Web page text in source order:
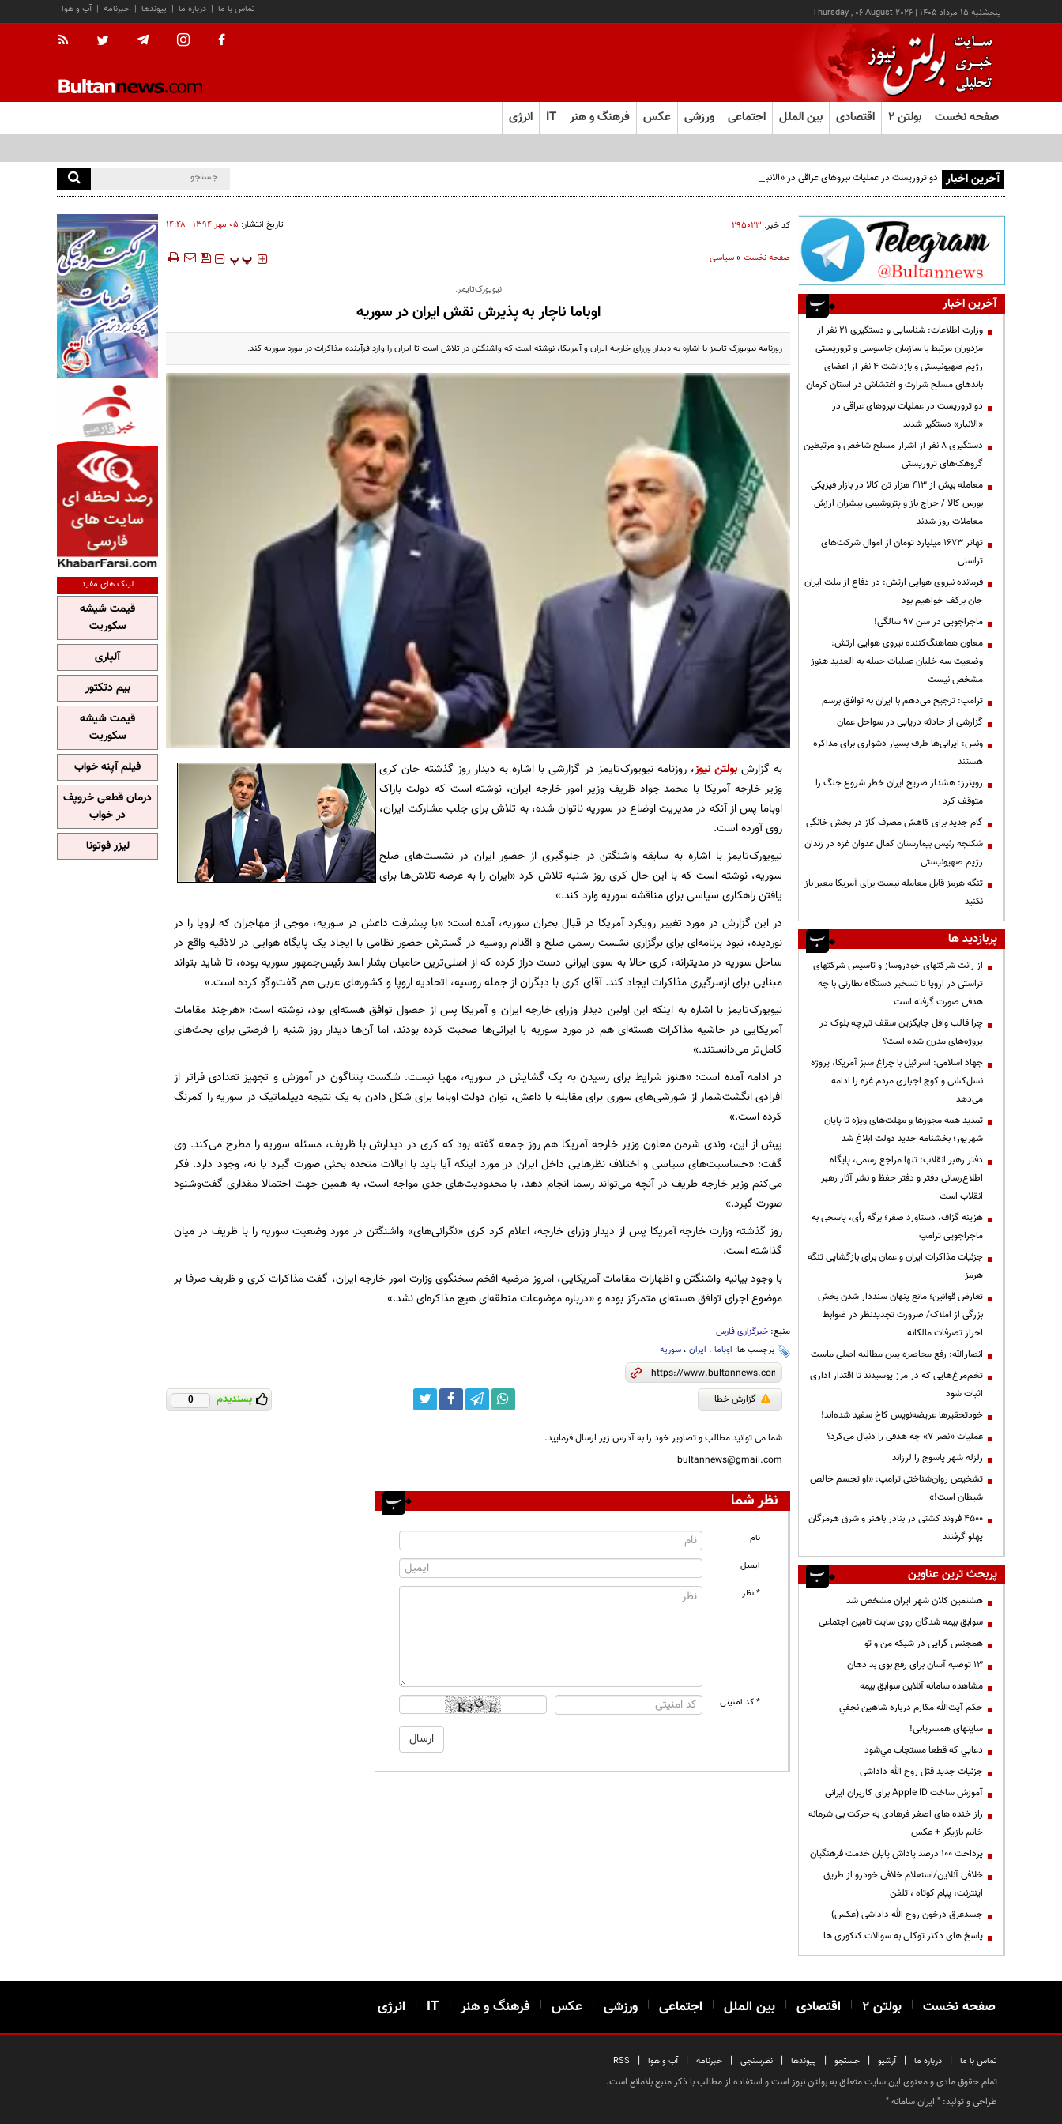
پنجشنبه ۱۵ مرداد ۱۴۰۵ |
Thursday , 06 August 2026 آب و هوا | خبرنامه | پیوندها | درباره ما | تماس با ما
صفحه نخست بولتن ۲ اقتصادی بین الملل اجتماعی ورزشی عکس فرهنگ و هنر IT انرژی
آخرین اخبار دو تروریست در عملیات نیروهای عراقی در «الانبار» دستگیر شدند
کد خبر: ۲۹۵۰۲۳ تاریخ انتشار: ۰۵ مهر ۱۳۹۴ - ۱۴:۴۸
صفحه نخست»سیاسی ‍‍‍ پ پ
نیویورک‌تایمز:
اوباما ناچار به پذیرش نقش ایران در سوریه
روزنامه نیویورک تایمز با اشاره به دیدار وزرای خارجه ایران و آمریکا، نوشته است که واشنگتن در تلاش است تا ایران را وارد فرآینده مذاکرات در مورد سوریه کند.
به گزارش بولتن نیوز، روزنامه نیویورک‌تایمز در گزارشی با اشاره به دیدار روز گذشته جان کری
وزیر خارجه آمریکا با محمد جواد ظریف وزیر امور خارجه ایران، نوشته است که دولت باراک
اوباما پس از آنکه در مدیریت اوضاع در سوریه ناتوان شده، به تلاش برای جلب مشارکت ایران،
روی آورده است.
نیویورک‌تایمز با اشاره به سابقه واشنگتن در جلوگیری از حضور ایران در نشست‌های صلح
سوریه، نوشته است که با این حال کری روز شنبه تلاش کرد «ایران را به عرصه تلاش‌ها برای
یافتن راهکاری سیاسی برای مناقشه سوریه وارد کند.»
در این گزارش در مورد تغییر رویکرد آمریکا در قبال بحران سوریه، آمده است: «با پیشرفت داعش در سوریه، موجی از مهاجران که اروپا را در
نوردیده، نبود برنامه‌ای برای برگزاری نشست رسمی صلح و اقدام روسیه در گسترش حضور نظامی با ایجاد یک پایگاه هوایی در لاذقیه واقع در
ساحل سوریه در مدیترانه، کری حالا به سوی ایرانی دست دراز کرده که از اصلی‌ترین حامیان بشار اسد رئیس‌جمهور سوریه بوده، تا شاید بتواند
مبنایی برای ازسرگیری مذاکرات ایجاد کند. آقای کری با دیگران از جمله روسیه، اتحادیه اروپا و کشورهای عربی هم گفت‌وگو کرده است.»
نیویورک‌تایمز با اشاره به اینکه این اولین دیدار وزرای خارجه ایران و آمریکا پس از حصول توافق هسته‌ای بود، نوشته است: «هرچند مقامات
آمریکایی در حاشیه مذاکرات هسته‌ای هم در مورد سوریه با ایرانی‌ها صحبت کرده بودند، اما آن‌ها دیدار روز شنبه را فرصتی برای بحث‌های
کامل‌تر می‌دانستند.»
در ادامه آمده است: «هنوز شرایط برای رسیدن به یک گشایش در سوریه، مهیا نیست. شکست پنتاگون در آموزش و تجهیز تعدادی فراتر از
افرادی انگشت‌شمار از شورشی‌های سوری برای مقابله با داعش، توان دولت اوباما برای شکل دادن به یک نتیجه دیپلماتیک در سوریه را کمرنگ
کرده است.»
پیش از این، وندی شرمن معاون وزیر خارجه آمریکا هم روز جمعه گفته بود که کری در دیدارش با ظریف، مسئله سوریه را مطرح می‌کند. وی
گفت: «حساسیت‌های سیاسی و اختلاف نظرهایی داخل ایران در مورد اینکه آیا باید با ایالات متحده بحثی صورت گیرد یا نه، وجود دارد. فکر
می‌کنم وزیر خارجه ظریف در آنچه می‌تواند رسما انجام دهد، با محدودیت‌های جدی مواجه است، به همین جهت احتمالا مقداری گفت‌وشنود
صورت گیرد.»
روز گذشته وزارت خارجه آمریکا پس از دیدار وزرای خارجه، اعلام کرد کری «نگرانی‌های» واشنگتن در مورد وضعیت سوریه را با ظریف در میان
گذاشته است.
با وجود بیانیه واشنگتن و اظهارات مقامات آمریکایی، امروز مرضیه افخم سخنگوی وزارت امور خارجه ایران، گفت مذاکرات کری و ظریف صرفا بر
موضوع اجرای توافق هسته‌ای متمرکز بوده و «درباره موضوعات منطقه‌ای هیچ مذاکره‌ای نشد.»
منبع: خبرگزاری فارس
برچسب ها: اوباما، ایران، سوریه
گزارش خطا پسندیدم 0
شما می توانید مطالب و تصاویر خود را به آدرس زیر ارسال فرمایید.
bultannews@gmail.com
نظر شما
نام
ایمیل
* نظر
* کد امنیتی
آخرین اخبار
وزارت اطلاعات: شناسایی و دستگیری ۲۱ نفر از
مزدوران مرتبط با سازمان جاسوسی و تروریستی
رژیم صهیونیستی و بازداشت ۴ نفر از اعضای
باندهای مسلح شرارت و اغتشاش در استان کرمان
دو تروریست در عملیات نیروهای عراقی در
«الانبار» دستگیر شدند
دستگیری ۸ نفر از اشرار مسلح شاخص و مرتبطین
گروهک‌های تروریستی
معامله بیش از ۴۱۳ هزار تن کالا در بازار فیزیکی
بورس کالا / حراج باز و پتروشیمی پیشران ارزش
معاملات روز شدند
تهاتر ۱۶۷۳ میلیارد تومان از اموال شرکت‌های
تراستی
فرمانده نیروی هوایی ارتش: در دفاع از ملت ایران
جان برکف خواهیم بود
ماجراجویی در سن ۹۷ سالگی!
معاون هماهنگ‌کننده نیروی هوایی ارتش:
وضعیت سه خلبان عملیات حمله به العدید هنوز
مشخص نیست
ترامپ: ترجیح می‌دهم با ایران به توافق برسم
گزارشی از حادثه دریایی در سواحل عمان
ونس: ایرانی‌ها طرف بسیار دشواری برای مذاکره
هستند
رویترز: هشدار صریح ایران خطر شروع جنگ را
متوقف کرد
گام جدید برای کاهش مصرف گاز در بخش خانگی
شکنجه رئیس بیمارستان کمال عدوان غزه در زندان
رژیم صهیونیستی
تنگه هرمز قابل معامله نیست برای آمریکا معبر باز
نکنید
پربازدید ها
از رانت‌ شرکتهای خودروساز و تاسیس شرکتهای
تراستی در اروپا تا تسخیر دستگاه نظارتی با چه
هدفی صورت گرفته است
چرا قالب وافل جایگزین سقف تیرچه بلوک در
پروژه‌های مدرن شده است؟
جهاد اسلامی: اسرائیل با چراغ سبز آمریکا، پروژه
نسل‌کشی و کوچ اجباری مردم غزه را ادامه
می‌دهد
تمدید همه مجوزها و مهلت‌های ویژه تا پایان
شهریور؛ بخشنامه جدید دولت ابلاغ شد
دفتر رهبر انقلاب: تنها مراجع رسمی، پایگاه
اطلاع‌رسانی دفتر و دفتر حفظ و نشر آثار رهبر
انقلاب است
هزینه گزاف، دستاورد صفر؛ برگه رأی، پاسخی به
ماجراجویی ترامپ
جزئیات مذاکرات ایران و عمان برای بازگشایی تنگه
هرمز
تعارض قوانین؛ مانع پنهان سنددار شدن بخش
بزرگی از املاک/ ضرورت تجدیدنظر در ضوابط
احراز تصرفات مالکانه
انصارالله: رفع محاصره یمن مطالبه اصلی ماست
تخم‌مرغ‌هایی که در مرز پوسیدند تا اقتدار اداری
اثبات شود
خودتحقیرها عریضه‌نویس کاخ سفید شده‌اند!
عملیات «نصر ۷» چه هدفی را دنبال می‌کرد؟
زلزله شهر یاسوج را لرزاند
تشخیص روان‌شناختی ترامپ: «او تجسم خالص
شیطان است!»
۴۵۰۰ فروند کشتی در بنادر باهنر و شرق هرمزگان
پهلو گرفتند
پربحث ترین عناوین
هشتمین کلان شهر ایران مشخص شد
سوابق بیمه شدگان روی سایت تامین اجتماعی
همجنس گرایی در شبکه من و تو
13 توصیه آسان برای رفع بوی بد دهان
مشاهده سامانه آنلاين سوابق بیمه
حكم آيت‌الله مكارم درباره شاهين نجفي
سایتهای همسریابی!
دعايي كه قطعا مستجاب مي‌شود
جزئیات جدید قتل روح الله داداشی
آموزش ساخت Apple ID برای کاربران ایرانی
راز خنده های اصغر فرهادی به حرکت بی شرمانه
خانم بازیگر + عکس
پرداخت ۱۰۰ درصد پاداش پایان خدمت فرهنگیان
خلافی آنلاین/استعلام خلافی خودرو از طریق
اینترنت، پیام کوتاه ، تلفن
جسدغرق درخون روح الله داداشی (عکس)
پاسخ های دکتر توکلی به سوالات کنکوری ها
لینک های مفید
قیمت شیشه
سکوریت
آلپاری
بیم دتکتور
قیمت شیشه
سکوریت
فیلم آپنه خواب
درمان قطعی خروپف
در خواب
لیزر فوتونا
صفحه نخست | بولتن ۲ | اقتصادی | بین الملل | اجتماعی | ورزشی | عکس | فرهنگ و هنر |
IT
| انرژی
تماس با ما | درباره ما | آرشیو | جستجو | پیوندها | نظرسنجی | خبرنامه | آب و هوا |
RSS
تمام حقوق مادی و معنوی این سایت متعلق به بولتن نیوز است و استفاده از مطالب با ذکر منبع بلامانع است.
طراحی و تولید: " ایران سامانه"